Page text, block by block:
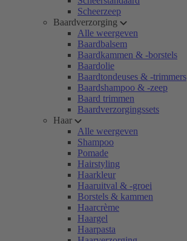
Scheerzeep
Baardverzorging
Alle weergeven
Baardbalsem
Baardkammen & -borstels
Baardolie
Baardtondeuses & -trimmers
Baardshampoo & -zeep
Baard trimmen
Baardverzorgingssets
Haar
Alle weergeven
Shampoo
Pomade
Hairstyling
Haarkleur
Haaruitval & -groei
Borstels & kammen
Haarcrème
Haargel
Haarpasta